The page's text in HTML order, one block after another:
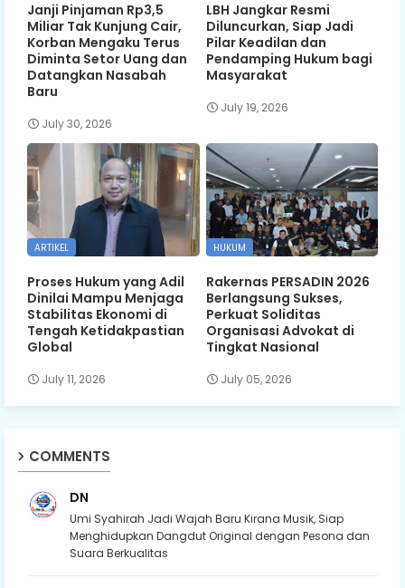
Janji Pinjaman Rp3,5
Miliar Tak Kunjung Cair,
Korban Mengaku Terus
Diminta Setor Uang dan
Datangkan Nasabah
Baru
July 30, 2026
LBH Jangkar Resmi
Diluncurkan, Siap Jadi
Pilar Keadilan dan
Pendamping Hukum bagi
Masyarakat
July 19, 2026
ARTIKEL
Proses Hukum yang Adil
Dinilai Mampu Menjaga
Stabilitas Ekonomi di
Tengah Ketidakpastian
Global
July 11, 2026
HUKUM
Rakernas PERSADIN 2026
Berlangsung Sukses,
Perkuat Soliditas
Organisasi Advokat di
Tingkat Nasional
July 05, 2026
COMMENTS
DN
Umi Syahirah Jadi Wajah Baru Kirana Musik, Siap
Menghidupkan Dangdut Original dengan Pesona dan
Suara Berkualitas